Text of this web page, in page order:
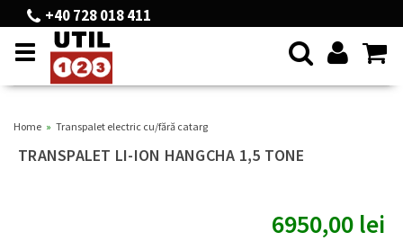
+40 728 018 411
Toggle
navigation
Home Transpalet electric cu/fără catarg
TRANSPALET LI-ION HANGCHA 1,5 TONE
6950,00 lei